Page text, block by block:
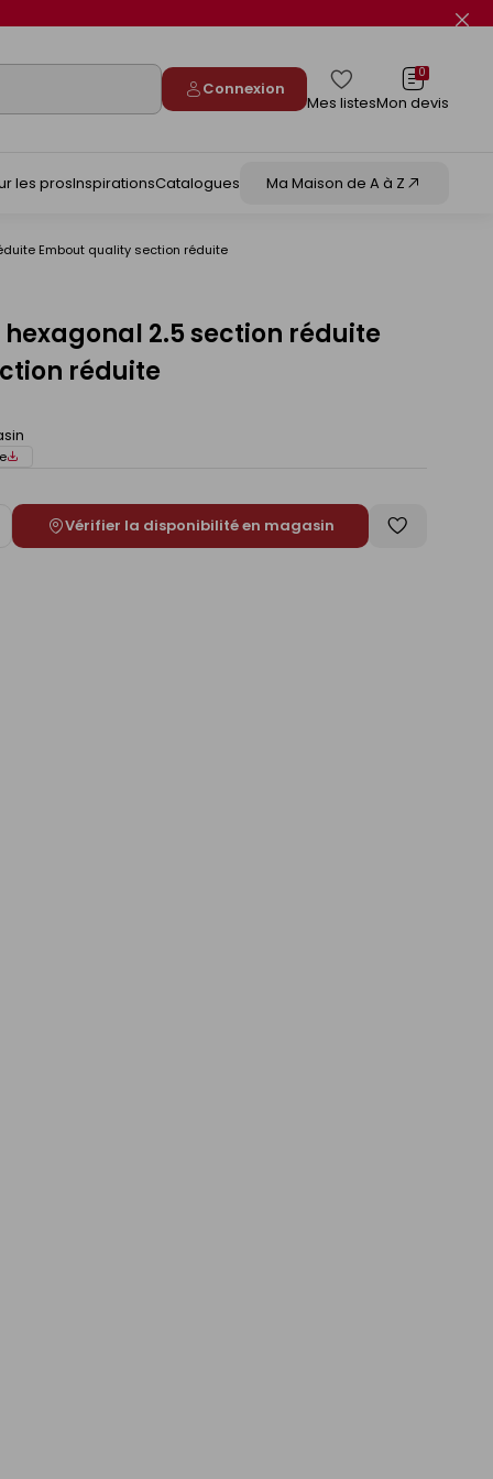
Connexion
Mes listes
0
Mon devis
les prosInspirationsCatalogues Ma Maison de A à Z
Embout quality section réduite
2.5 section réduite
réduite
Vérifier la disponibilité en magasin
Enregistrer